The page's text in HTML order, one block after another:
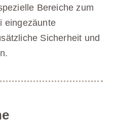
Bereiche zum
eingezäunte
Sicherheit und